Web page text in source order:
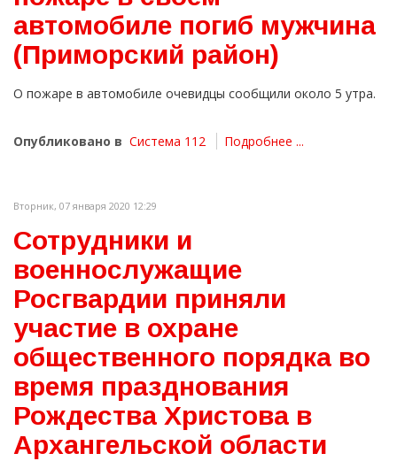
автомобиле погиб мужчина
(Приморский район)
О пожаре в автомобиле очевидцы сообщили около 5 утра.
Опубликовано в Система 112 Подробнее ...
Вторник, 07 января 2020 12:29
Сотрудники и
военнослужащие
Росгвардии приняли
участие в охране
общественного порядка во
время празднования
Рождества Христова в
Архангельской области